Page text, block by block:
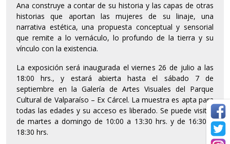
Ana construye a contar de su historia y las capas de otras
historias que aportan las mujeres de su linaje, una
narrativa estética, una propuesta conceptual y sensorial
que remite a lo vernáculo, lo profundo de la tierra y su
vínculo con la existencia.
La exposición será inaugurada el viernes 26 de julio a las
18:00 hrs., y estará abierta hasta el sábado 7 de
septiembre en la Galería de Artes Visuales del Parque
Cultural de Valparaíso – Ex Cárcel. La muestra es apta para
todas las edades y su acceso es liberado. Se puede visitar
de martes a domingo de 10:00 a 13:30 hrs. y de 16:30 a
18:30 hrs.